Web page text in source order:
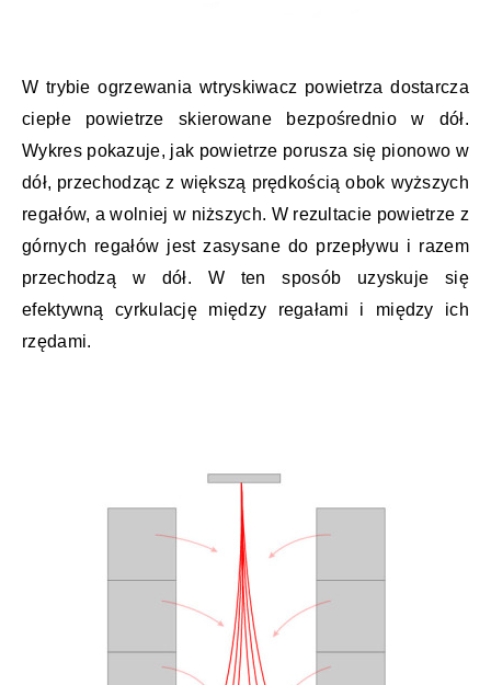
W trybie ogrzewania wtryskiwacz powietrza dostarcza
ciepłe powietrze skierowane bezpośrednio w dół.
Wykres pokazuje, jak powietrze porusza się pionowo w
dół, przechodząc z większą prędkością obok wyższych
regałów, a wolniej w niższych. W rezultacie powietrze z
górnych regałów jest zasysane do przepływu i razem
przechodzą w dół. W ten sposób uzyskuje się
efektywną cyrkulację między regałami i między ich
rzędami.